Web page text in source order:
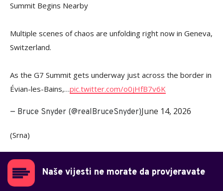
Summit Begins Nearby
Multiple scenes of chaos are unfolding right now in Geneva,
Switzerland.
As the G7 Summit gets underway just across the border in
Évian-les-Bains,…pic.twitter.com/o0jHfB7v6K
— Bruce Snyder (@realBruceSnyder)June 14, 2026
(Srna)
Naše vijesti ne morate da provjeravate